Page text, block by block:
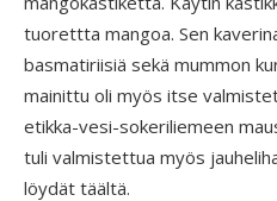
tuorettta mangoa. Sen
basmatiriisiä sekä mummon
mainittu oli myös itse
etikka-vesi-sokeriliemeen
tuli valmistettua myös
löydät täältä.